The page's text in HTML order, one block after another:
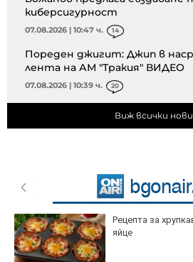
киберсигурност
07.08.2026 | 10:47 ч. 14
Пореден джигит: Джип в
лента на АМ "Тракия" ВИДЕО
07.08.2026 | 10:39 ч. 20
Виж всички
Рецепта за
яйце